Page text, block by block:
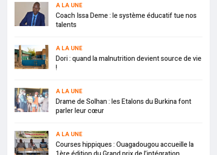
A LA UNE
Coach Issa Deme : le système éducatif tue nos
talents
A LA UNE
Dori : quand la malnutrition devient source de vie
!
A LA UNE
Drame de Solhan : les Etalons du Burkina font
parler leur cœur
A LA UNE
Courses hippiques : Ouagadougou accueille la